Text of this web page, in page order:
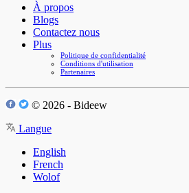
À propos
Blogs
Contactez nous
Plus
Politique de confidentialité
Conditions d'utilisation
Partenaires
© 2026 - Bideew
Langue
English
French
Wolof